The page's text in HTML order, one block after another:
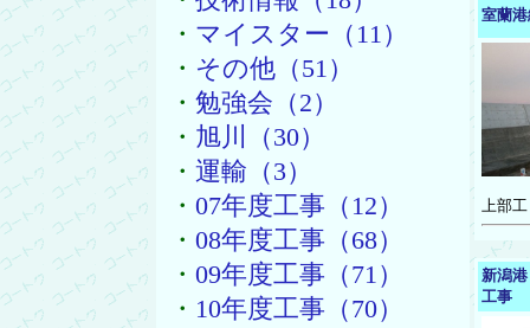
・ マイスター（11）
・ その他（51）
・ 勉強会（2）
・ 旭川（30）
・ 運輸（3）
・ 07年度工事（12）
・ 08年度工事（68）
・ 09年度工事（71）
・ 10年度工事（70）
室蘭
上部
新潟
工事